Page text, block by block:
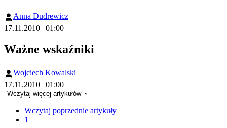
Anna Dudrewicz
17.11.2010 | 01:00
Ważne wskaźniki
Wojciech Kowalski
17.11.2010 | 01:00
Wczytaj więcej artykułów
Wczytaj poprzednie artykuły
1